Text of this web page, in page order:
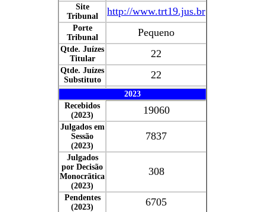
Site
Tribunal
http://www.trt19.jus.br
Porte
Tribunal
Pequeno
Qtde. Juízes
Titular
22
Qtde. Juízes
Substituto
22
2023
Recebidos
(2023)
19060
Julgados em
Sessão
(2023)
7837
Julgados
por Decisão
Monocrãtica
(2023)
308
Pendentes
(2023)
6705